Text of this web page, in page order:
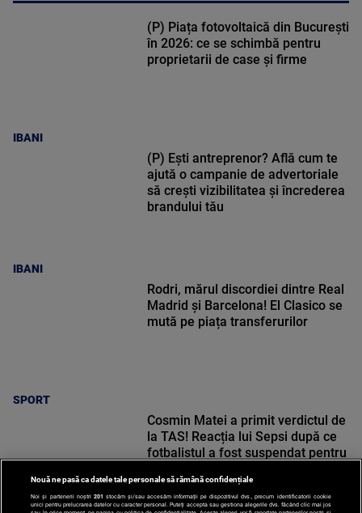
IBANI
(P) Piața fotovoltaică din București
în 2026: ce se schimbă pentru
proprietarii de case și firme
IBANI
(P) Ești antreprenor? Află cum te
ajută o campanie de advertoriale
să crești vizibilitatea și încrederea
brandului tău
SPORT
Rodri, mărul discordiei dintre Real
Madrid și Barcelona! El Clasico se
mută pe piața transferurilor
Cosmin Matei a primit verdictul de
la TAS! Reacția lui Sepsi după ce
fotbalistul a fost suspendat pentru
Nouă ne pasă ca datele tale personale să rămână confidențiale
Noi și partenerii noștri 201 stocăm și/sau accesăm informații pe dispozitivul dvs., precum identificatorii cookie
unici pentru prelucrarea datelor cu caracter personal. Puteți accepta sau gestiona alegerile dvs. făcând clic mai jos